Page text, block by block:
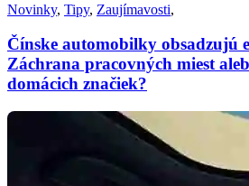
Novinky, Tipy, Zaujímavosti,
Čínske automobilky obsadzujú
Záchrana pracovných miest
domácich značiek?